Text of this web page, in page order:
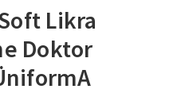
Likra
Doktor